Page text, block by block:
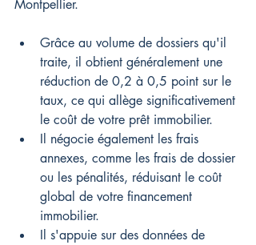
Montpellier.
Grâce au volume de dossiers qu'il
traite, il obtient généralement une
réduction de 0,2 à 0,5 point sur le
taux, ce qui allège significativement
le coût de votre prêt immobilier.
Il négocie également les frais
annexes, comme les frais de dossier
ou les pénalités, réduisant le coût
global de votre financement
immobilier.
Il s'appuie sur des données de